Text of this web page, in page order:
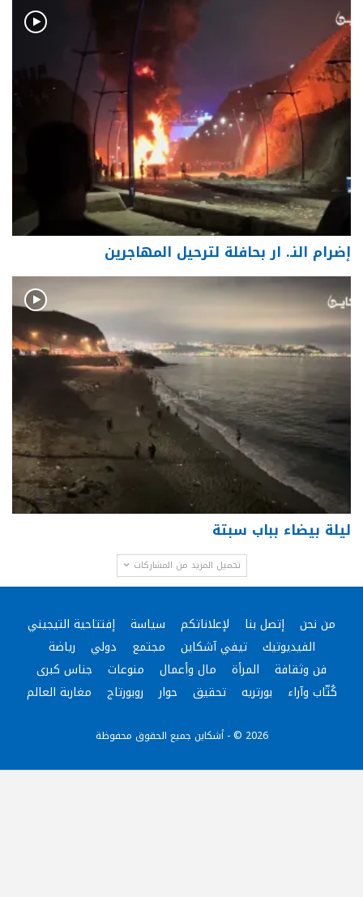
إضرام النـ. ار بحافلة لترحيل المهاجرين
ليلة بيضاء بباب سبتة
تحميل المزيد من المشاركات
من نحن إتصل بنا لإعلاناتكم سياسة
إفتتاحية التيجيني
الفيديوتيك
تيفي آشكاين مجتمع دولي
رياضة
فن وثقافة
المرأة مال وأعمال منوعات
جناس كبرى
كُتّاب وآراء
بورتريه تحقيق حوار روبورتاج مغاربة العالم
2026 © - أشكاين جميع الحقوق محفوظة